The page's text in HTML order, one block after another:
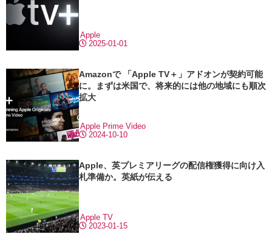
2025-01-01
Apple
Amazonで 「Apple TV＋」アドオンが契約可能
に。まずは米国で、将来的には他の地域にも順次
拡大
2024-10-10
Apple Prime Video
Apple、英プレミアリーグの配信権獲得に向け入
札準備か。英紙が伝える
2023-01-15
Apple TV